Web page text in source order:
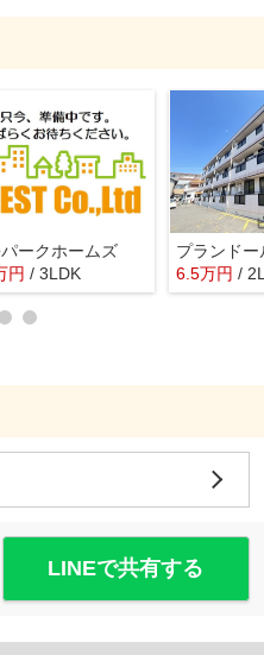
ークホームズ
円 / 3LDK
プランドー
6.5万円 /
LINEで共有する